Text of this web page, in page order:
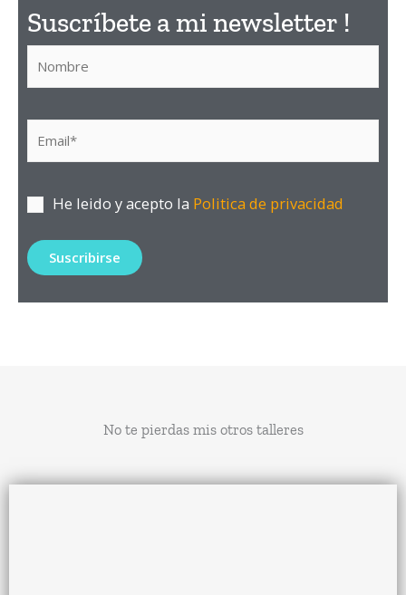
¿Qué
material
utilizar?
que recomiendo
Suscríbete a mi newsletter !​
He leido y acepto la Politica de privacidad
No te pierdas mis otros talleres